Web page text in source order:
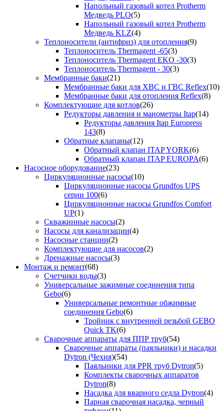
Напольный газовый котел Protherm
Медведь PLO(5)
Напольный газовый котел Protherm
Медведь KLZ(4)
Теплоносители (антифриз) для отопления(9)
Теплоноситель Thermagent -65(3)
Теплоноситель Thermagent EKO -30(3)
Теплоноситель Thermagent - 30(3)
Мембранные баки(21)
Мембранные баки для ХВС и ГВС Reflex(10)
Мембранные баки для отопления Reflex(8)
Комплектующие для котлов(26)
Редукторы давления и манометры Itap(14)
Редукторы давления Itap Europress
143(8)
Обратные клапаны(12)
Обратный клапан ITAP YORK(6)
Обратный клапан ITAP EUROPA(6)
Насосное оборудование(23)
Циркуляционные насосы(10)
Циркуляционные насосы Grundfos UPS
серии 100(6)
Циркуляционные насосы Grundfos Comfort
UP(1)
Скважинные насосы(2)
Насосы для канализации(4)
Насосные станции(2)
Комплектующие для насосов(2)
Дренажные насосы(3)
Монтаж и ремонт(68)
Счетчики воды(3)
Универсальные зажимные соединения типа
Gebo(6)
Универсальные ремонтные обжимные
соединения Gebo(6)
Тройник с внутренней резьбой GEBO
Quick TK(6)
Сварочные аппараты для ППР труб(54)
Сварочные аппараты (паяльники) и насадки
Dytron (Чехия)(54)
Паяльники для PPR труб Dytron(5)
Комплекты сварочных аппаратов
Dytron(8)
Насадка для вварного седла Dytron(4)
Парная сварочная насадка, черный